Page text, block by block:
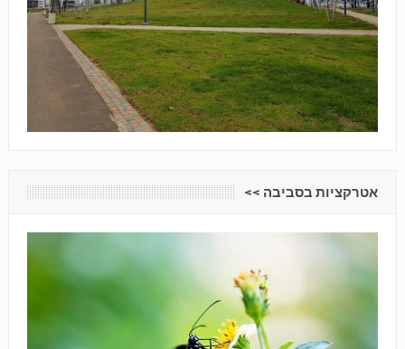
אטרקציות בסביבה <<